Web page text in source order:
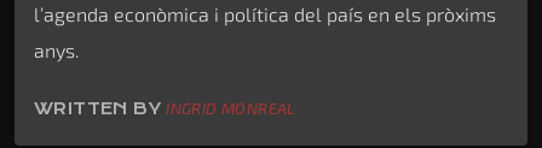
l’agenda econòmica i política del país en els pròxims
anys.
WRITTEN BYINGRID MONREAL